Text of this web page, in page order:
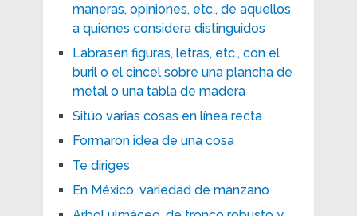
maneras, opiniones, etc., de aquellos
a quienes considera distinguidos
Labrasen figuras, letras, etc., con el
buril o el cincel sobre una plancha de
metal o una tabla de madera
Sitúo varias cosas en línea recta
Formaron idea de una cosa
Te diriges
En México, variedad de manzano